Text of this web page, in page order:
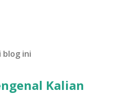
blog ini
Kalian